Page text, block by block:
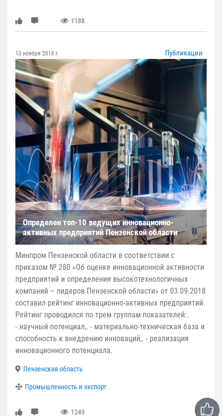
1188
13 ноября 2018 г. Публикации
Определен топ-10 ведущих инновационно-
активных предприятий Пензенской области
Минпром Пензенской области в соответствии с
приказом № 280 «Об оценке инновационной активности
предприятий и определения высокотехнологичных
компаний – лидеров Пензенской области» от 03.09.2018
составил рейтинг инновационно-активных предприятий.
Рейтинг проводился по трем группам показателей:.
- научный потенциал,. - материально-техническая база и
способность к внедрению инноваций,. - реализация
инновационного потенциала.
Пензенская область
Промышленность и экспорт
1249